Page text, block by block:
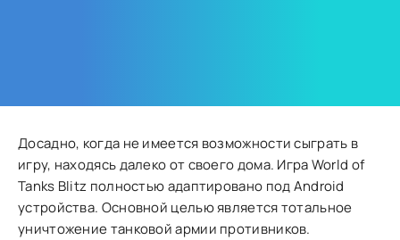
Досадно, когда не имеется возможности сыграть в
игру, находясь далеко от своего дома. Игра World of
Tanks Blitz полностью адаптировано под Android
устройства. Основной целью является тотальное
уничтожение танковой армии противников.